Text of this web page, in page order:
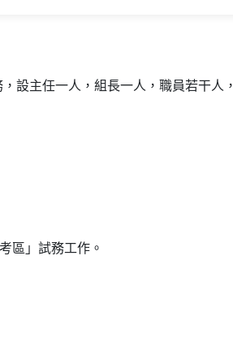
設主任一人，組長一人，職員若干人，
區」試務工作。